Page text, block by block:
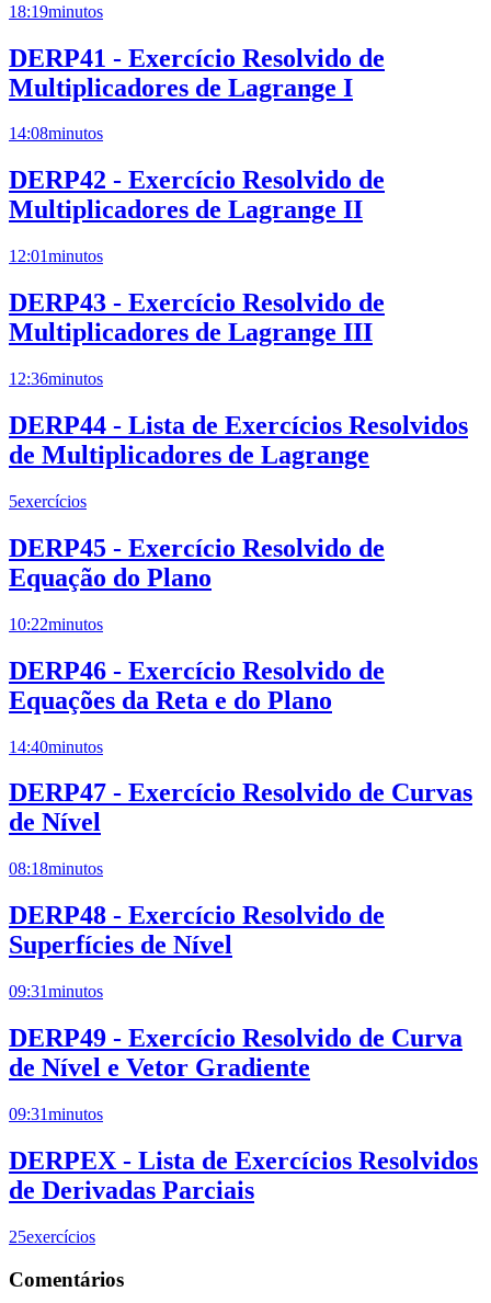
18:19minutos
DERP41 - Exercício Resolvido de
Multiplicadores de Lagrange I
14:08minutos
DERP42 - Exercício Resolvido de
Multiplicadores de Lagrange II
12:01minutos
DERP43 - Exercício Resolvido de
Multiplicadores de Lagrange III
12:36minutos
DERP44 - Lista de Exercícios Resolvidos
de Multiplicadores de Lagrange
5exercícios
DERP45 - Exercício Resolvido de
Equação do Plano
10:22minutos
DERP46 - Exercício Resolvido de
Equações da Reta e do Plano
14:40minutos
DERP47 - Exercício Resolvido de Curvas
de Nível
08:18minutos
DERP48 - Exercício Resolvido de
Superfícies de Nível
09:31minutos
DERP49 - Exercício Resolvido de Curva
de Nível e Vetor Gradiente
09:31minutos
DERPEX - Lista de Exercícios Resolvidos
de Derivadas Parciais
25exercícios
Comentários